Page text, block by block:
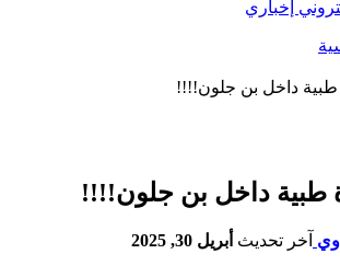
طبية داخل بن جلون!!!!
طبية داخل بن جلون!!!!
آخر تحديث أبريل 30, 2025